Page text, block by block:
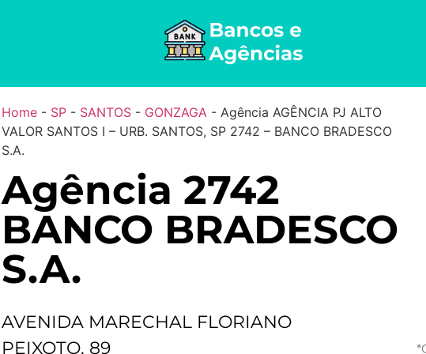
Home- SP- SANTOS- GONZAGA - Agência AGÊNCIA PJ ALTO
VALOR SANTOS I – URB. SANTOS, SP 2742 – BANCO BRADESCO
S.A.
Agência 2742
BANCO BRADESCO
S.A.
AVENIDA MARECHAL FLORIANO
PEIXOTO, 89